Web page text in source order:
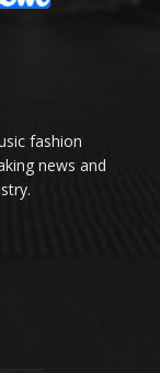
fashion
news and